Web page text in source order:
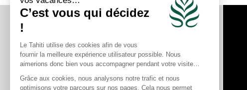
Miroir de maquillage
Sèche-cheveux Wifi gratuit
RETROUVEZ-NOUS SUR